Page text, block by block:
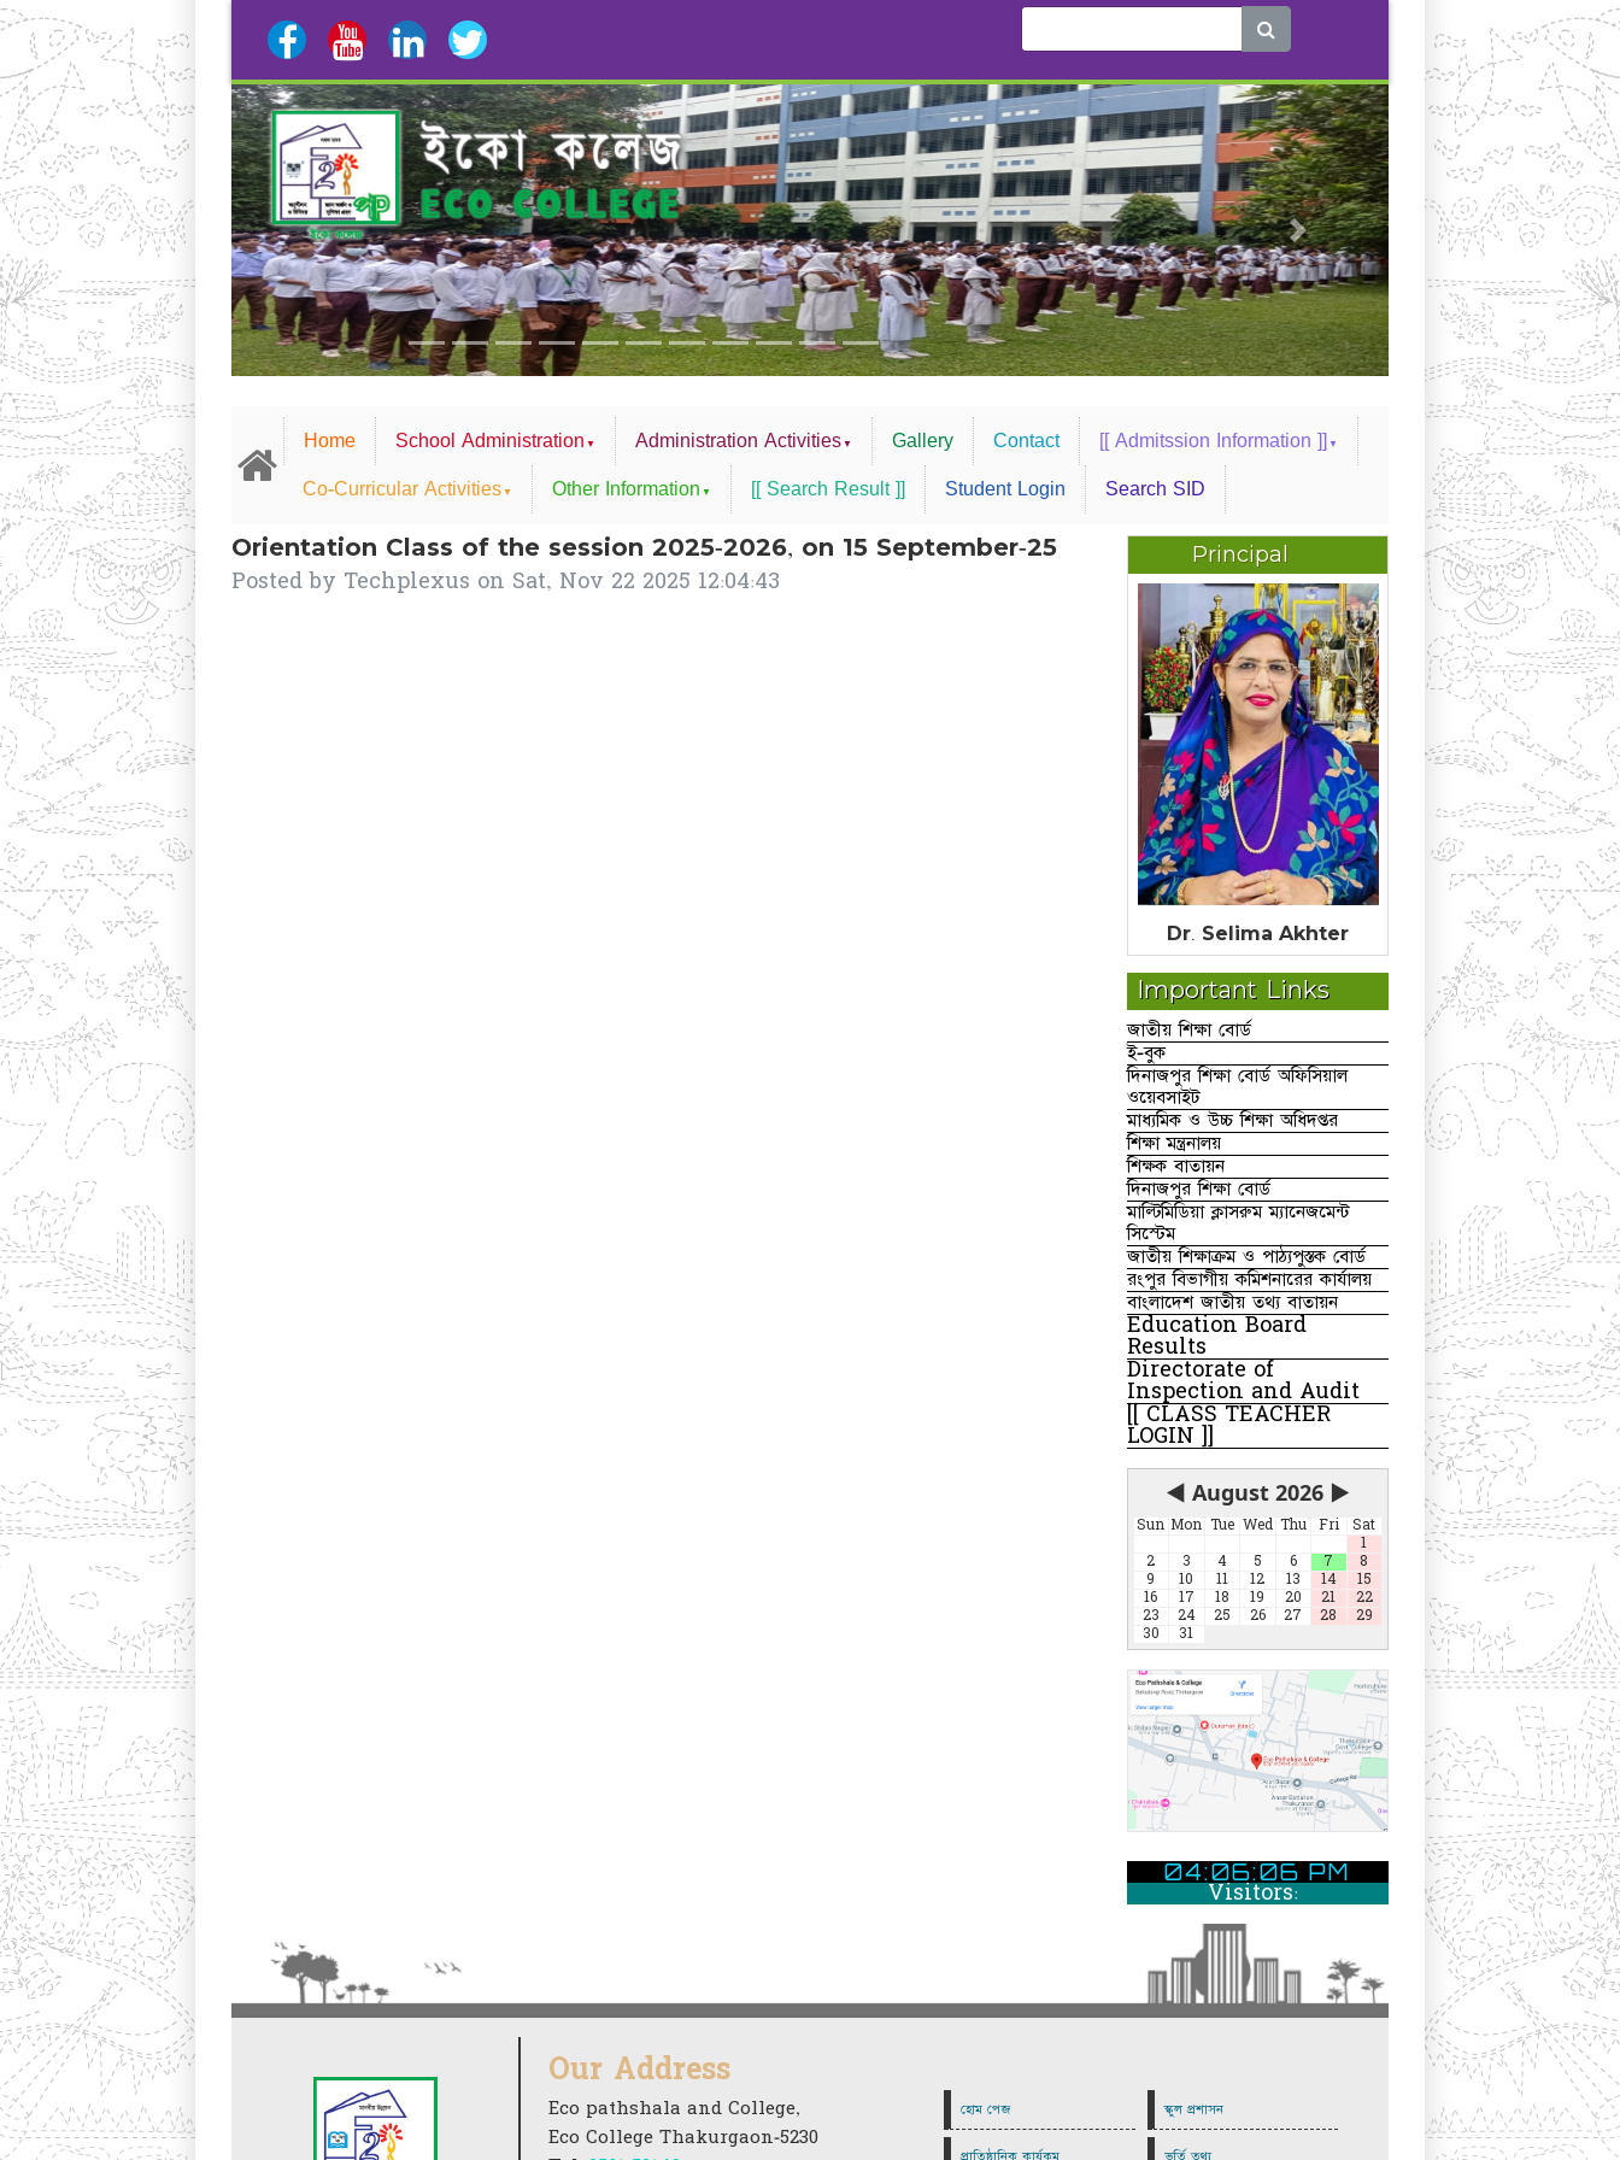
Previous Next
Home School Administration Administration Activities Gallery Contact [[ Admitssion Information ]]
Co-Curricular Activities Other Information [[ Search Result ]] Student Login Search SID
Orientation Class of the session 2025-2026, on 15 September-25
Posted by Techplexus on Sat, Nov 22 2025 12:04:43
Principal
Dr. Selima Akhter
Important Links
জাতীয় শিক্ষা বোর্ড
ই-বুক
দিনাজপুর শিক্ষা বোর্ড অফিসিয়াল
ওয়েবসাইট
মাধ্যমিক ও উচ্চ শিক্ষা অধিদপ্তর
শিক্ষা মন্ত্রনালয়
শিক্ষক বাতায়ন
দিনাজপুর শিক্ষা বোর্ড
মাল্টিমিডিয়া ক্লাসরুম ম্যানেজমেন্ট
সিস্টেম
জাতীয় শিক্ষাক্রম ও পাঠ্যপুস্তক বোর্ড
রংপুর বিভাগীয় কমিশনারের কার্যালয়
বাংলাদেশ জাতীয় তথ্য বাতায়ন
Education Board
Results
Directorate of
Inspection and Audit
[[ CLASS TEACHER
LOGIN ]]
◀ August 2026 ▶
Sun Mon Tue Wed Thu Fri
Sat
1
2
3 4 5 6 7
8
9
10 11 12 13 14
15
16
17 18 19 20 21
22
23
24 25 26 27 28
29
30
31
04:06:07 PM
Visitors:
Our Address
Eco pathshala and College,
Eco College Thakurgaon-5230
হোম পেজ স্কুল প্রশাসন
প্রাতিষ্ঠানিক কার্যকম ভর্তি তথ্য